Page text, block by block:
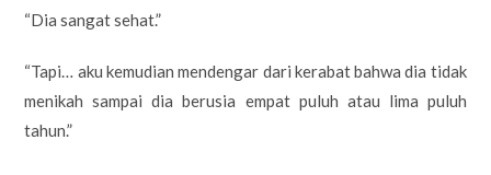
“Dia sangat sehat.”
“Tapi… aku kemudian mendengar dari kerabat bahwa dia tidak
menikah sampai dia berusia empat puluh atau lima puluh
tahun.”